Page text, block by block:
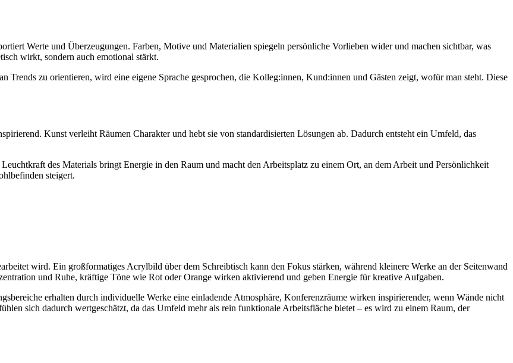
Werte und Überzeugungen. Farben, Motive und Materialien spiegeln persönliche Vorlieben wider und machen sichtbar, was
wirkt, sondern auch emotional stärkt.
Trends zu orientieren, wird eine eigene Sprache gesprochen, die Kolleg:innen, Kund:innen und Gästen zeigt, wofür man steht. Diese
Kunst verleiht Räumen Charakter und hebt sie von standardisierten Lösungen ab. Dadurch entsteht ein Umfeld, das
des Materials bringt Energie in den Raum und macht den Arbeitsplatz zu einem Ort, an dem Arbeit und Persönlichkeit
steigert.
wird. Ein großformatiges Acrylbild über dem Schreibtisch kann den Fokus stärken, während kleinere Werke an der Seitenwand
und Ruhe, kräftige Töne wie Rot oder Orange wirken aktivierend und geben Energie für kreative Aufgaben.
erhalten durch individuelle Werke eine einladende Atmosphäre, Konferenzräume wirken inspirierender, wenn Wände nicht
sich dadurch wertgeschätzt, da das Umfeld mehr als rein funktionale Arbeitsfläche bietet – es wird zu einem Raum, der